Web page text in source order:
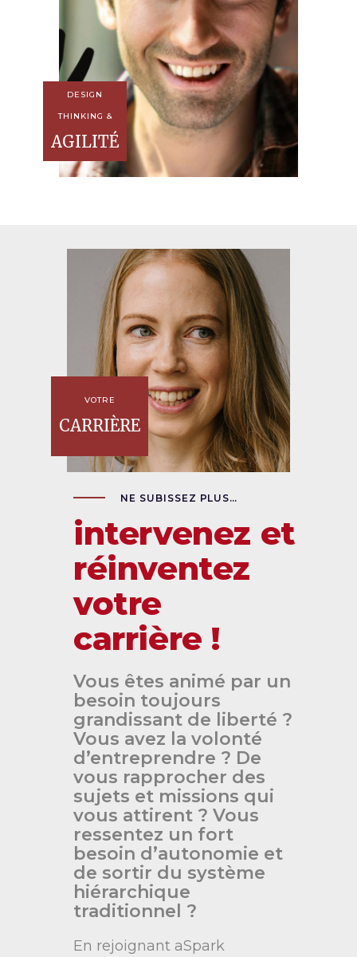
DESIGN
THINKING &
AGILITÉ
VOTRE
CARRIÈRE
NE SUBISSEZ PLUS…
intervenez et
réinventez
votre
carrière !
Vous êtes animé par un
besoin toujours
grandissant de liberté ?
Vous avez la volonté
d’entreprendre ? De
vous rapprocher des
sujets et missions qui
vous attirent ? Vous
ressentez un fort
besoin d’autonomie et
de sortir du système
hiérarchique
traditionnel ?
En rejoignant aSpark